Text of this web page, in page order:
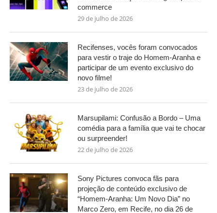
commerce
29 de julho de 2026
Recifenses, vocês foram convocados
para vestir o traje do Homem-Aranha e
participar de um evento exclusivo do
novo filme!
23 de julho de 2026
Marsupilami: Confusão a Bordo – Uma
comédia para a família que vai te chocar
ou surpreender!
22 de julho de 2026
Sony Pictures convoca fãs para
projeção de conteúdo exclusivo de
“Homem-Aranha: Um Novo Dia” no
Marco Zero, em Recife, no dia 26 de